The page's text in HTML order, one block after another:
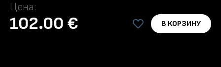
Цена:
102.00 € В КОРЗИНУ